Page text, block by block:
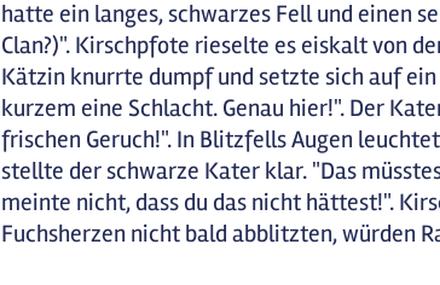
hatte ein langes, schwarzes Fell und einen
Clan?)". Kirschpfote rieselte es eiskalt von
Kätzin knurrte dumpf und setzte sich auf
kurzem eine Schlacht. Genau hier!". Der
frischen Geruch!". In Blitzfells Augen
stellte der schwarze Kater klar. "Das
meinte nicht, dass du das nicht hättest!".
Fuchsherzen nicht bald abblitzten, würden